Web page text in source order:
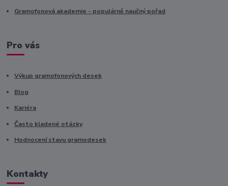
Gramofonová akademie - populárně naučný pořad
Pro vás
Výkup gramofonových desek
Blog
Kariéra
Často kladené otázky
Hodnocení stavu gramodesek
Kontakty